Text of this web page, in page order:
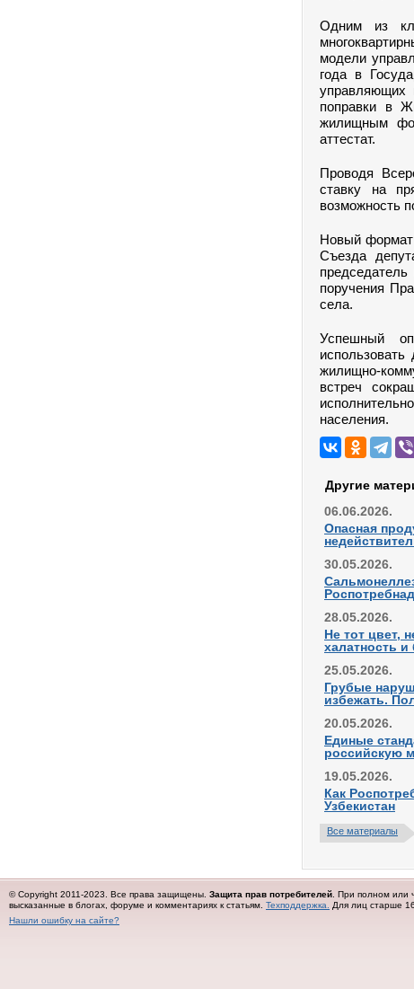
Одним из
модели
года в
управляющих
поправки в
жилищным
аттестат.
Проводя
ставку на
возможность
Новый формат
Съезда
поручения
села.
Успешный
жилищно-
встреч
населения.
Другие
06.06.2026.
Опасная
30.05.2026.
28.05.2026.
Не тот цвет,
халатность и
25.05.2026.
Грубые
избежать.
20.05.2026.
Единые
российскую
19.05.2026.
Как
Узбекистан
Все материалы
© Copyright 2011-2023. Все права защищены. Защита прав потребителей . При полном или
высказанные в блогах, форуме и комментариях к статьям. Техподдержка.
Для лиц старше
Нашли ошибку на сайте?